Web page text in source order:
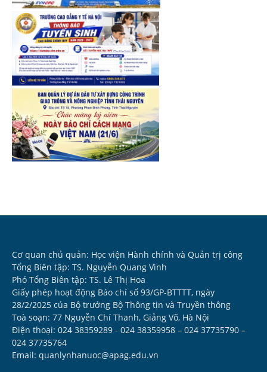
Cơ quan chủ quản: Học viện Hành chính và Quản trị công
Tổng Biên tập: TS. Nguyễn Quang Vinh
Phó Tổng Biên tập: TS. Lê Thị Hoa
Giấy phép hoạt động Báo chí số 93/GP-BTTTT, ngày
28/2/2025 của Bộ trưởng Bộ Thông tin và Truyền thông
Toà soạn: 77 Nguyễn Chí Thanh, Giảng Võ, Hà Nội
Điện thoại: 024 38359289 - 024 38359958 – 024 37735790 –
024 37735764
Email: quanlynhanuoc@apag.edu.vn